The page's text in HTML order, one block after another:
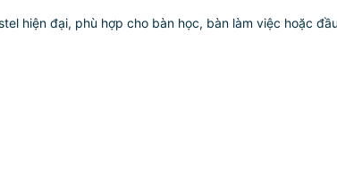
hiện đại, phù hợp cho bàn học, bàn làm việc hoặc